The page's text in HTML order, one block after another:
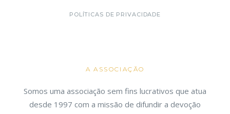
POLÍTICAS DE PRIVACIDADE
A ASSOCIAÇÃO
Somos uma associação sem fins lucrativos que atua
desde 1997 com a missão de difundir a devoção